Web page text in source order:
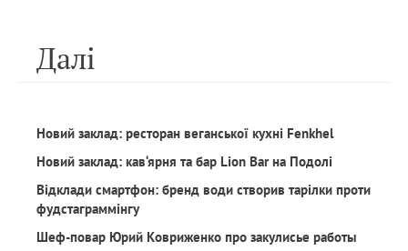
Далi
Новий заклад: ресторан веганської кухні Fenkhel
Новий заклад: кав‘ярня та бар Lion Bar на Подолі
Відклади смартфон: бренд води створив тарілки проти
фудстаграммінгу
Шеф-повар Юрий Ковриженко про закулисье работы